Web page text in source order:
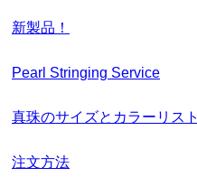
新製品！
Pearl Stringing Service
真珠のサイズとカラーリスト
注文方法